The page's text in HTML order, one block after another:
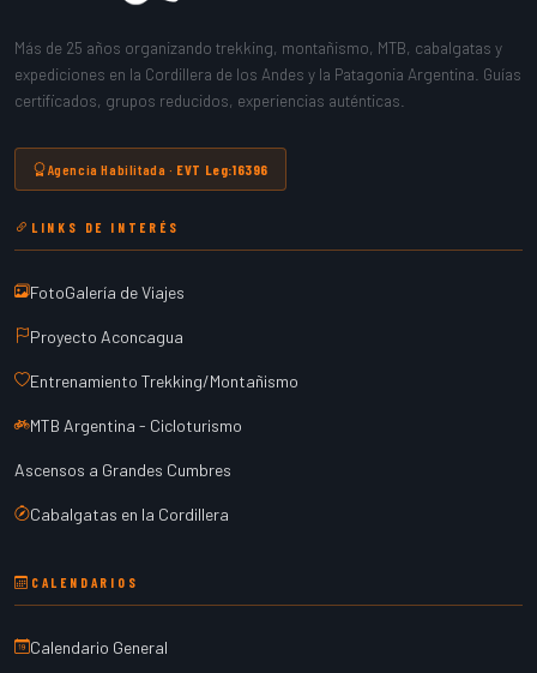
Más de 25 años organizando trekking, montañismo, MTB, cabalgatas y
expediciones en la Cordillera de los Andes y la Patagonia Argentina. Guías
certificados, grupos reducidos, experiencias auténticas.
Agencia Habilitada · EVT Leg:16396
LINKS DE INTERÉS
FotoGalería de Viajes
Proyecto Aconcagua
Entrenamiento Trekking/Montañismo
MTB Argentina - Cicloturismo
Ascensos a Grandes Cumbres
Cabalgatas en la Cordillera
CALENDARIOS
Calendario General